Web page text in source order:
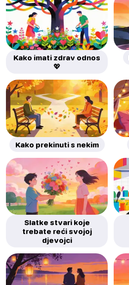
Kako imati zdrav odnos
💖
Kako prekinuti s nekim
Slatke stvari koje
trebate reći svojoj
djevojci